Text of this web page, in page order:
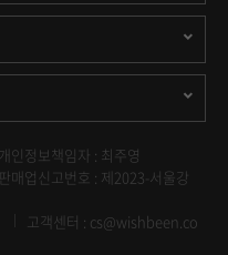
개인정보책임자 : 최주영
매업신고번호 : 제2023-서울강
고객센터 : cs@wishbeen.co